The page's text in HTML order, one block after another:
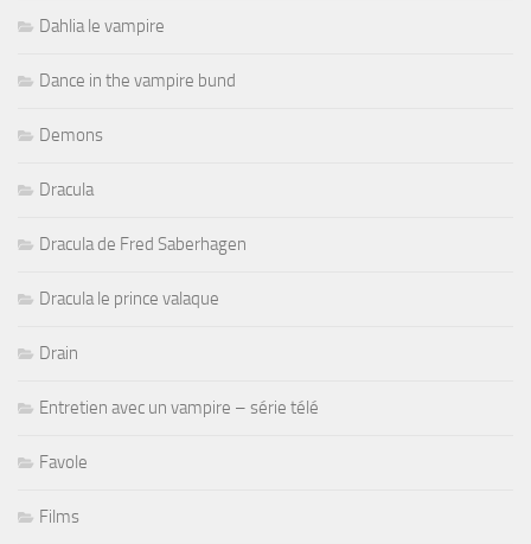
Dahlia le vampire
Dance in the vampire bund
Demons
Dracula
Dracula de Fred Saberhagen
Dracula le prince valaque
Drain
Entretien avec un vampire – série télé
Favole
Films